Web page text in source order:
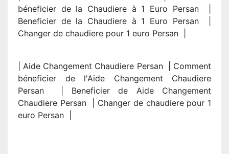
béneficier de la Chaudiere à 1 Euro Persan |
Beneficier de la Chaudiere à 1 Euro Persan |
Changer de chaudiere pour 1 euro Persan |
| Aide Changement Chaudiere Persan | Comment
béneficier de l'Aide Changement Chaudiere
Persan | Beneficier de Aide Changement
Chaudiere Persan | Changer de chaudiere pour 1
euro Persan |